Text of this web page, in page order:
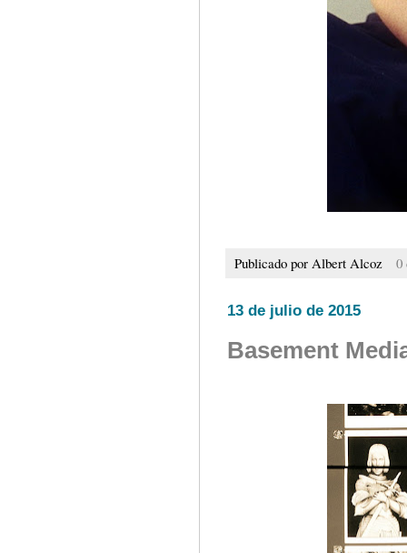
Publicado por Albert Alcoz 0
13 de julio de 2015
Basement